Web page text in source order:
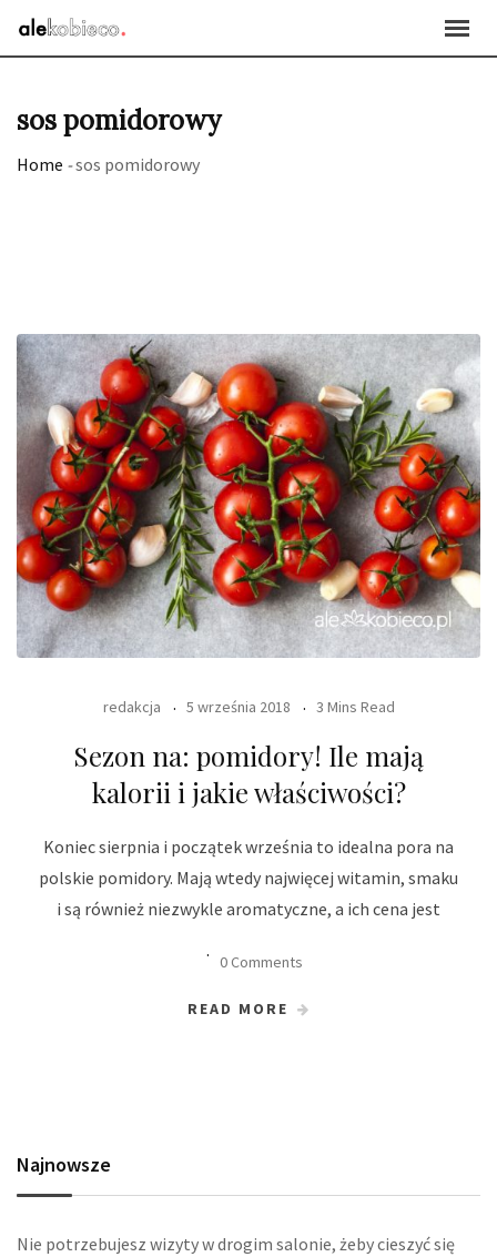
sos pomidorowy
Home -sos pomidorowy
redakcja 5 września 2018 3 Mins Read
Sezon na: pomidory! Ile mają
kalorii i jakie właściwości?
Koniec sierpnia i początek września to idealna pora na
polskie pomidory. Mają wtedy najwięcej witamin, smaku
i są również niezwykle aromatyczne, a ich cena jest
0 Comments
READ MORE
Najnowsze
Nie potrzebujesz wizyty w drogim salonie, żeby cieszyć się